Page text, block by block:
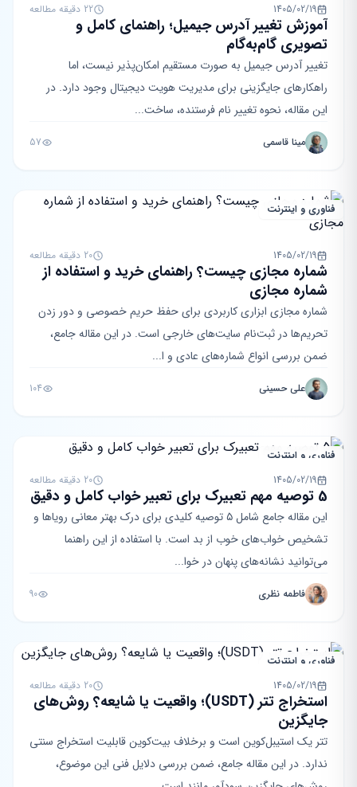
1405/02/19
22 دقیقه مطالعه
آموزش تغییر آدرس جیمیل؛ راهنمای کامل و
تصویری گام‌به‌گام
تغییر آدرس جیمیل به صورت مستقیم امکان‌پذیر نیست، اما
راهکارهای جایگزینی برای مدیریت هویت دیجیتال وجود دارد. در
این مقاله، نحوه تغییر نام فرستنده، ساخت...
مینا قاسمی 57
فناوری و اینترنت
1405/02/19 20 دقیقه مطالعه
شماره مجازی چیست؟ راهنمای خرید و استفاده از
شماره مجازی
شماره مجازی ابزاری کاربردی برای حفظ حریم خصوصی و دور زدن
تحریم‌ها در ثبت‌نام سایت‌های خارجی است. در این مقاله جامع،
ضمن بررسی انواع شماره‌های عادی و ا...
علی حسینی 104
فناوری و اینترنت
1405/02/19
20 دقیقه مطالعه
5 توصیه مهم تعبیرک برای تعبیر خواب کامل و دقیق
این مقاله جامع شامل ۵ توصیه کلیدی برای درک بهتر معانی رویاها و
تشخیص خواب‌های خوب از بد است. با استفاده از این راهنما
می‌توانید نشانه‌های پنهان در خوا...
فاطمه نظری 90
فناوری و اینترنت
1405/02/19
20 دقیقه مطالعه
استخراج تتر (USDT)؛ واقعیت یا شایعه؟ روش‌های
جایگزین
تتر یک استیبل‌کوین است و برخلاف بیت‌کوین قابلیت استخراج سنتی
ندارد. در این مقاله جامع، ضمن بررسی دلایل فنی این موضوع،